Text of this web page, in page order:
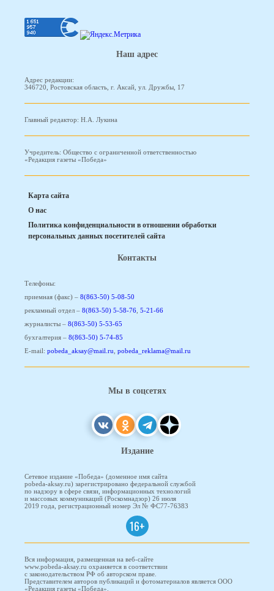
Наш адрес
Адрес редакции:
346720, Ростовская область, г. Аксай, ул. Дружбы, 17
Главный редактор: Н.А. Лукина
Учредитель: Общество с ограниченной ответственностью
«Редакция газеты «Победа»
Карта сайта
О нас
Политика конфиденциальности в отношении обработки
персональных данных посетителей сайта
Контакты
Телефоны:
приемная (факс) – 8(863-50) 5-08-50
рекламный отдел – 8(863-50) 5-58-76, 5-21-66
журналисты – 8(863-50) 5-53-65
бухгалтерия – 8(863-50) 5-74-85
E-mail: pobeda_aksay@mail.ru, pobeda_reklama@mail.ru
Мы в соцсетях
Издание
Сетевое издание «Победа» (доменное имя сайта
pobeda-aksay.ru) зарегистрировано федеральной службой
по надзору в сфере связи, информационных технологий
и массовых коммуникаций (Роскомнадзор) 26 июля
2019 года, регистрационный номер Эл № ФС77-76383
16+
Вся информация, размещенная на веб-сайте
www.pobeda-aksay.ru охраняется в соответствии
с законодательством РФ об авторском праве.
Представителем авторов публикаций и фотоматериалов является ООО
«Редакция газеты «Победа».